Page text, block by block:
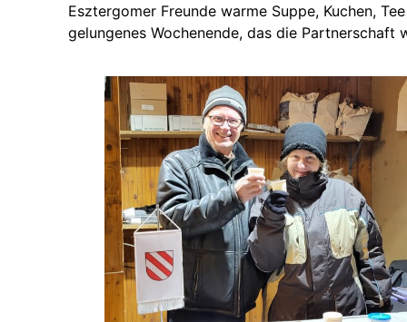
Esztergomer Freunde warme Suppe, Kuchen,
gelungenes Wochenende, das die